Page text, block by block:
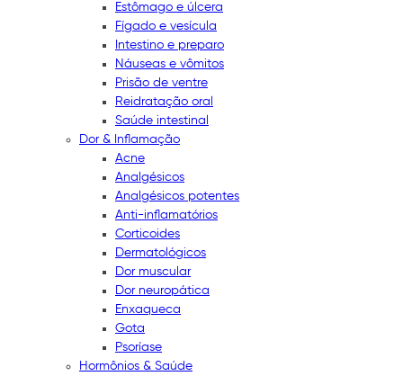
Estômago e úlcera
Fígado e vesícula
Intestino e preparo
Náuseas e vômitos
Prisão de ventre
Reidratação oral
Saúde intestinal
Dor & Inflamação
Acne
Analgésicos
Analgésicos potentes
Anti-inflamatórios
Corticoides
Dermatológicos
Dor muscular
Dor neuropática
Enxaqueca
Gota
Psoríase
Hormônios & Saúde